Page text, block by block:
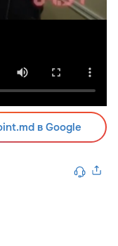
в Google